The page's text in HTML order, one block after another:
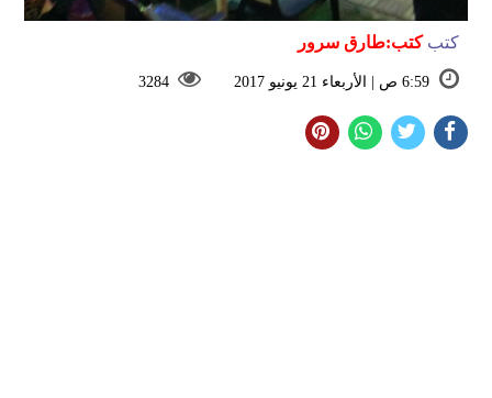
كتبكتب:طارق سرور
6:59 ص | الأربعاء 21 يونيو 2017 3284